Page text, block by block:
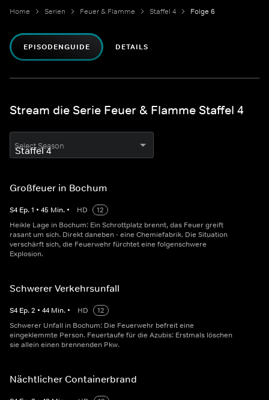
Home Serien Feuer & Flamme Staffel 4 Folge 6
EPISODENGUIDE DETAILS
Stream die Serie Feuer & Flamme Staffel 4
Select Season
Großfeuer in Bochum
S4 Ep.1 • 45 Min. • HD
12
Heikle Lage in Bochum: Ein Schrottplatz brennt, das Feuer greift
rasant um sich. Direkt daneben - eine Chemiefabrik. Die Situation
verschärft sich, die Feuerwehr fürchtet eine folgenschwere
Explosion.
Schwerer Verkehrsunfall
S4 Ep.2 • 44 Min. • HD
12
Schwerer Unfall in Bochum: Die Feuerwehr befreit eine
eingeklemmte Person. Feuertaufe für die Azubis: Erstmals löschen
sie allein einen brennenden Pkw.
Nächtlicher Containerbrand